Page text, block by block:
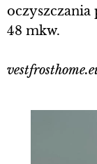
oczyszczania
48 mkw.